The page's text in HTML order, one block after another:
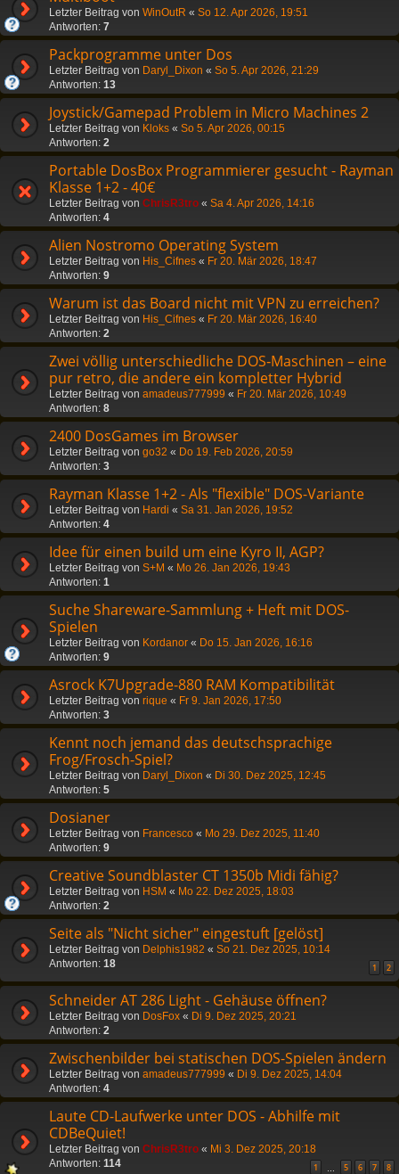
Letzter Beitrag von WinOutR « So 12. Apr 2026, 19:51
Antworten: 7
Packprogramme unter Dos
Letzter Beitrag von Daryl_Dixon « So 5. Apr 2026, 21:29
Antworten: 13
Joystick/Gamepad Problem in Micro Machines 2
Letzter Beitrag von Kloks « So 5. Apr 2026, 00:15
Antworten: 2
Portable DosBox Programmierer gesucht - Rayman
Klasse 1+2 - 40€
Letzter Beitrag von ChrisR3tro « Sa 4. Apr 2026, 14:16
Antworten: 4
Alien Nostromo Operating System
Letzter Beitrag von His_Cifnes « Fr 20. Mär 2026, 18:47
Antworten: 9
Warum ist das Board nicht mit VPN zu erreichen?
Letzter Beitrag von His_Cifnes « Fr 20. Mär 2026, 16:40
Antworten: 2
Zwei völlig unterschiedliche DOS‑Maschinen – eine
pur retro, die andere ein kompletter Hybrid
Letzter Beitrag von amadeus777999 « Fr 20. Mär 2026, 10:49
Antworten: 8
2400 DosGames im Browser
Letzter Beitrag von go32 « Do 19. Feb 2026, 20:59
Antworten: 3
Rayman Klasse 1+2 - Als "flexible" DOS-Variante
Letzter Beitrag von Hardi « Sa 31. Jan 2026, 19:52
Antworten: 4
Idee für einen build um eine Kyro II, AGP?
Letzter Beitrag von S+M « Mo 26. Jan 2026, 19:43
Antworten: 1
Suche Shareware-Sammlung + Heft mit DOS-
Spielen
Letzter Beitrag von Kordanor « Do 15. Jan 2026, 16:16
Antworten: 9
Asrock K7Upgrade-880 RAM Kompatibilität
Letzter Beitrag von rique « Fr 9. Jan 2026, 17:50
Antworten: 3
Kennt noch jemand das deutschsprachige
Frog/Frosch-Spiel?
Letzter Beitrag von Daryl_Dixon « Di 30. Dez 2025, 12:45
Antworten: 5
Dosianer
Letzter Beitrag von Francesco « Mo 29. Dez 2025, 11:40
Antworten: 9
Creative Soundblaster CT 1350b Midi fähig?
Letzter Beitrag von HSM « Mo 22. Dez 2025, 18:03
Antworten: 2
Seite als "Nicht sicher" eingestuft [gelöst]
Letzter Beitrag von Delphis1982 « So 21. Dez 2025, 10:14
Antworten: 18 1 2
Schneider AT 286 Light - Gehäuse öffnen?
Letzter Beitrag von DosFox « Di 9. Dez 2025, 20:21
Antworten: 2
Zwischenbilder bei statischen DOS-Spielen ändern
Letzter Beitrag von amadeus777999 « Di 9. Dez 2025, 14:04
Antworten: 4
Laute CD-Laufwerke unter DOS - Abhilfe mit
CDBeQuiet!
Letzter Beitrag von ChrisR3tro « Mi 3. Dez 2025, 20:18
Antworten: 114 1 5 6 7 8